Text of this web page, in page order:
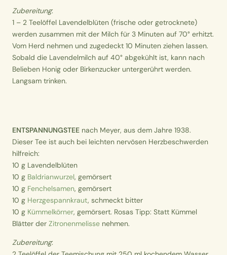
Zubereitung:
1 – 2 Teelöffel Lavendelblüten (frische oder getrocknete)
werden zusammen mit der Milch für 3 Minuten auf 70° erhitzt.
Vom Herd nehmen und zugedeckt 10 Minuten ziehen lassen.
Sobald die Lavendelmilch auf 40° abgekühlt ist, kann nach
Belieben Honig oder Birkenzucker untergerührt werden.
Langsam trinken.
ENTSPANNUNGSTEE nach Meyer, aus dem Jahre 1938.
Dieser Tee ist auch bei leichten nervösen Herzbeschwerden
hilfreich:
10 g Lavendelblüten
10 g Baldrianwurzel, gemörsert
10 g Fenchelsamen, gemörsert
10 g Herzgespannkraut, schmeckt bitter
10 g Kümmelkörner, gemörsert. Rosas Tipp: Statt Kümmel
Blätter der Zitronenmelisse nehmen.
Zubereitung: